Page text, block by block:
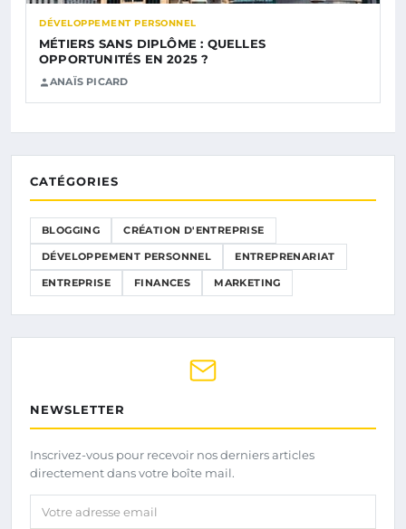
DÉVELOPPEMENT PERSONNEL
MÉTIERS SANS DIPLÔME : QUELLES
OPPORTUNITÉS EN 2025 ?
ANAÏS PICARD
CATÉGORIES
BLOGGING CRÉATION D'ENTREPRISE
DÉVELOPPEMENT PERSONNEL ENTREPRENARIAT
ENTREPRISE FINANCES MARKETING
NEWSLETTER
Inscrivez-vous pour recevoir nos derniers articles
directement dans votre boîte mail.
Votre adresse email